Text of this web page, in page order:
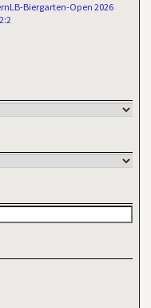
Biergarten-Open 2026